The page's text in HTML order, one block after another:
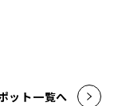
ット一覧へ